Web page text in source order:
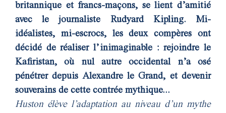
britannique et francs-maçons, se lient d’amitié
avec le journaliste Rudyard Kipling. Mi-
idéalistes, mi-escrocs, les deux compères ont
décidé de réaliser l’inimaginable : rejoindre le
Kafiristan, où nul autre occidental n’a osé
pénétrer depuis Alexandre le Grand, et devenir
souverains de cette contrée mythique...
Huston élève l’adaptation au niveau d’un mythe